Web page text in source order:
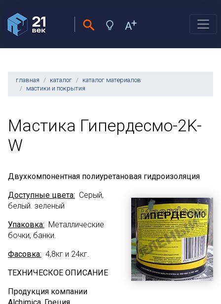
главная каталог
каталог материалов
мастики и покрытия
Мастика Гипердесмо-2K-
W
Двухкомпонентная полиуретановая гидроизоляция
Доступные цвета: Серый,
белый. зеленый
Упаковка: Металлические
бочки, банки.
Фасовка: 4,8кг и 24кг.
ТЕХНИЧЕСКОЕ ОПИСАНИЕ
Продукция компании